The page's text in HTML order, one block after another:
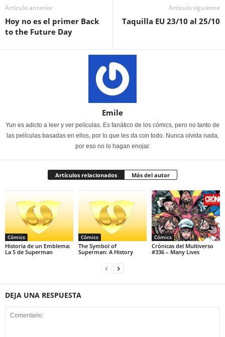
Artículo anterior
Hoy no es el primer Back
to the Future Day
Artículo siguiente
Taquilla EU 23/10 al 25/10
Emile
Yun es adicto a leer y ver películas. Es fanático de los cómics, pero no tanto de
las películas basadas en ellos, por lo que les da con todo. Nunca olvida nada,
por eso no lo hagan enojar.
Artículos relacionados Más del autor
Cómics
Historia de un Emblema:
La S de Superman
Cómics
The Symbol of
Superman: A History
Cómics
Crónicas del Multiverso
#336 – Many Lives
DEJA UNA RESPUESTA